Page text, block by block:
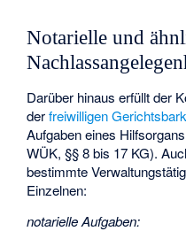
Notarielle und
Darüber hinaus erfüllt der
derfreiwilligen
Aufgaben eines
WÜK, §§ 8 bis 17 KG).
bestimmte
Einzelnen:
notarielle Aufgaben: